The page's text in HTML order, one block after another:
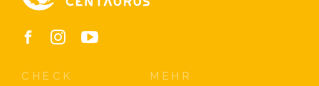
CHECK MEHR